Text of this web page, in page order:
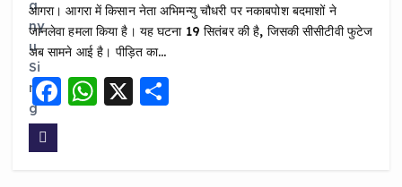
आगरा। आगरा में किसान नेता अभिमन्यु चौधरी पर नकाबपोश बदमाशों ने
जानलेवा हमला किया है। यह घटना 19 सितंबर की है, जिसकी सीसीटीवी फुटेज
अब सामने आई है। पीड़ित का…
F WX S